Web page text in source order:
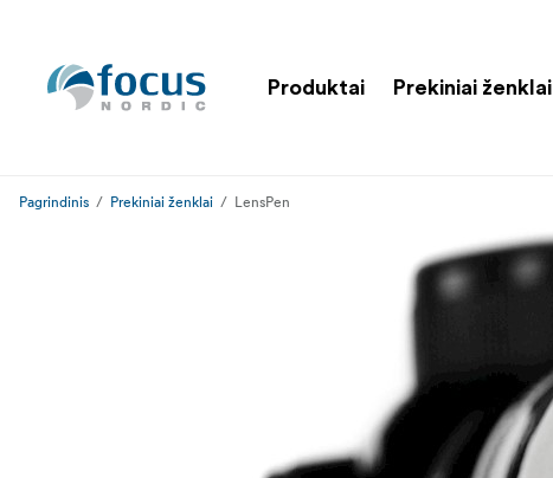
Produktai Prekiniai ženklai
Pagrindinis Prekiniai ženklai LensPen